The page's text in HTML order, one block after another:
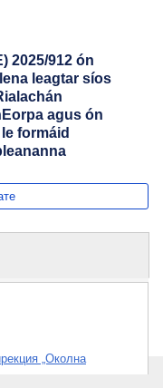
2025/912 ón
leagtar síos
agus ón
formáid
„Околна